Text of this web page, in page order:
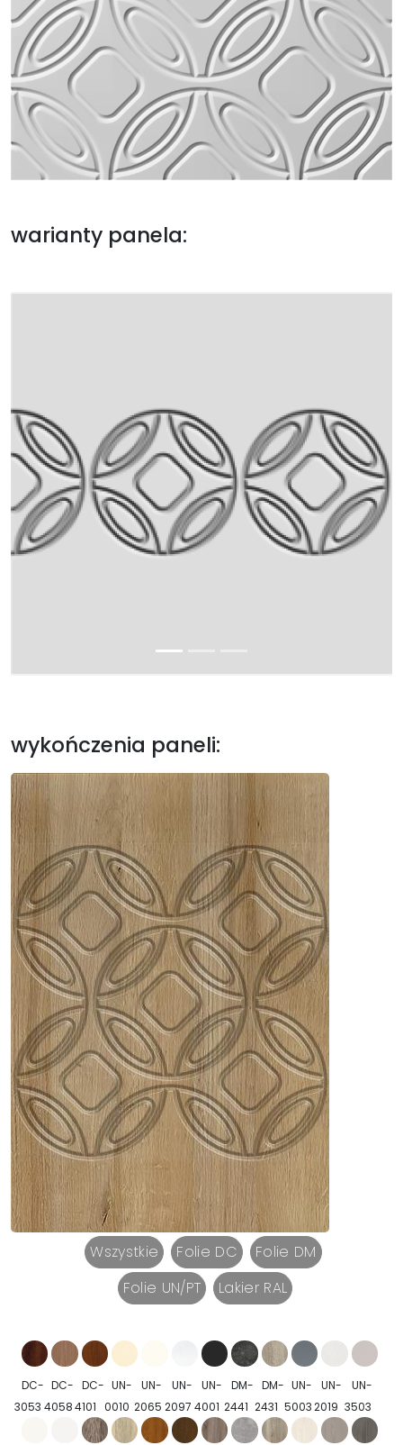
warianty panela:
wykończenia paneli:
Wszystkie Folie DC
Folie DM
Folie UN/PT
Lakier RAL
DC-
3053
DC-
4058
DC-
4101
UN-
0010
UN-
2065
UN-
2097
UN-
4001
DM-
2441
DM-
2431
UN-
5003
UN-
2019
UN-
3503